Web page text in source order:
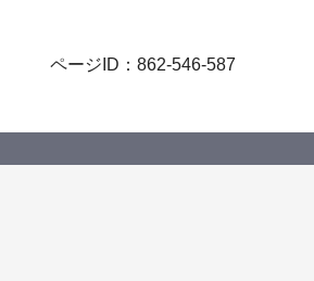
ページID：862-546-587